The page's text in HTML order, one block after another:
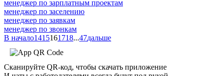
менеджер по зарплатным проектам
менеджер по заселению
менеджер по заявкам
менеджер по звонкам
В начало1415161718...47дальше
Сканируйте QR-код, чтобы скачать приложение